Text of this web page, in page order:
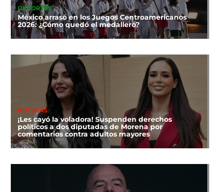
DEPORTES
México arrasó en los Juegos Centroamericanos
2026: ¿Cómo quedó el medallero?
NOTICIAS
¡Les cayó la voladora! Suspenden derechos
políticos a dos diputadas de Morena por
comentarios contra adultos mayores